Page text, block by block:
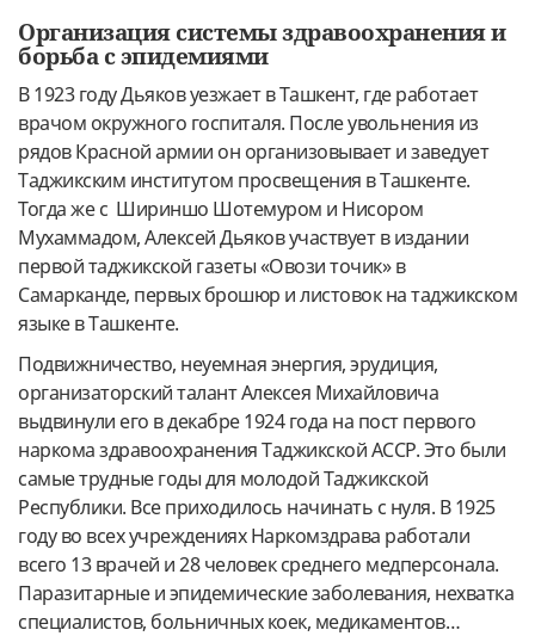
Организация системы здравоохранения и
борьба с эпидемиями
В 1923 году Дьяков уезжает в Ташкент, где работает
врачом окружного госпиталя. После увольнения из
рядов Красной армии он организовывает и заведует
Таджикским институтом просвещения в Ташкенте.
Тогда же с Шириншо Шотемуром и Нисором
Мухаммадом, Алексей Дьяков участвует в издании
первой таджикской газеты «Овози точик» в
Самарканде, первых брошюр и листовок на таджикском
языке в Ташкенте.
Подвижничество, неуемная энергия, эрудиция,
организаторский талант Алексея Михайловича
выдвинули его в декабре 1924 года на пост первого
наркома здравоохранения Таджикской АССР. Это были
самые трудные годы для молодой Таджикской
Республики. Все приходилось начинать с нуля. В 1925
году во всех учреждениях Наркомздрава работали
всего 13 врачей и 28 человек среднего медперсонала.
Паразитарные и эпидемические заболевания, нехватка
специалистов, больничных коек, медикаментов…